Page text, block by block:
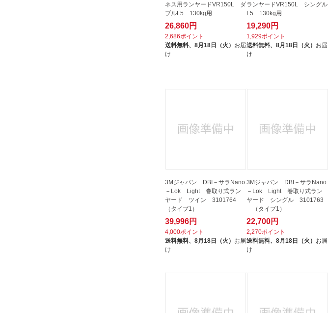
ネス用ランヤードVR150L ダ
ブルL5 130kg用
26,860円
2,686ポイント
送料無料、 8月18日（火） お届
け
ランヤードVR150L シングル
L5 130kg用
19,290円
1,929ポイント
送料無料、8月18日（火） お届
け
3Mジャパン DBI－サラNano
－Lok Light 巻取り式ラン
ヤード ツイン 3101764
（タイプ1）
39,996円
4,000ポイント
送料無料、 8月18日（火） お届
け
3Mジャパン DBI－サラNano
－Lok Light 巻取り式ラン
ヤード シングル 3101763
（タイプ1）
22,700円
2,270ポイント
送料無料、8月18日（火） お届
け